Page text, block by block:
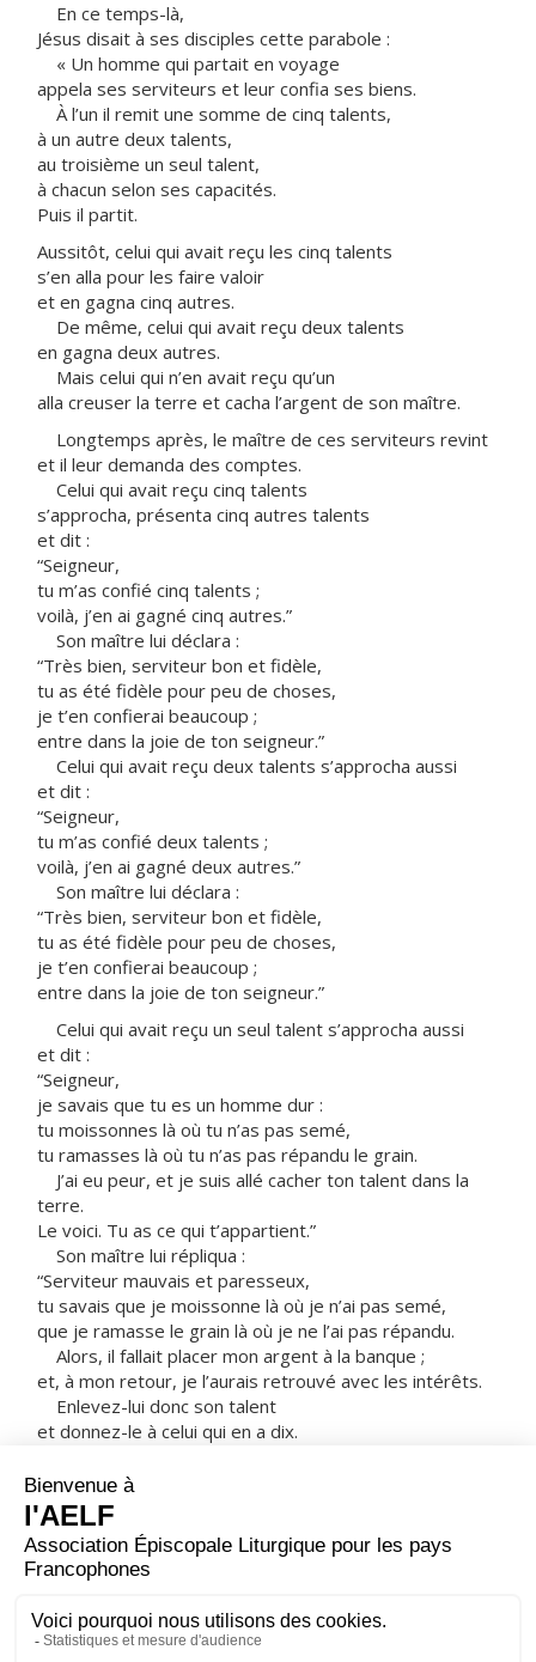
En ce temps-là,
Jésus disait à ses disciples cette parabole :
« Un homme qui partait en voyage
appela ses serviteurs et leur confia ses biens.
À l’un il remit une somme de cinq talents,
à un autre deux talents,
au troisième un seul talent,
à chacun selon ses capacités.
Puis il partit.
Aussitôt, celui qui avait reçu les cinq talents
s’en alla pour les faire valoir
et en gagna cinq autres.
De même, celui qui avait reçu deux talents
en gagna deux autres.
Mais celui qui n’en avait reçu qu’un
alla creuser la terre et cacha l’argent de son maître.
Longtemps après, le maître de ces serviteurs revint
et il leur demanda des comptes.
Celui qui avait reçu cinq talents
s’approcha, présenta cinq autres talents
et dit :
“Seigneur,
tu m’as confié cinq talents ;
voilà, j’en ai gagné cinq autres.”
Son maître lui déclara :
“Très bien, serviteur bon et fidèle,
tu as été fidèle pour peu de choses,
je t’en confierai beaucoup ;
entre dans la joie de ton seigneur.”
Celui qui avait reçu deux talents s’approcha aussi
et dit :
“Seigneur,
tu m’as confié deux talents ;
voilà, j’en ai gagné deux autres.”
Son maître lui déclara :
“Très bien, serviteur bon et fidèle,
tu as été fidèle pour peu de choses,
je t’en confierai beaucoup ;
entre dans la joie de ton seigneur.”
Celui qui avait reçu un seul talent s’approcha aussi
et dit :
“Seigneur,
je savais que tu es un homme dur :
tu moissonnes là où tu n’as pas semé,
tu ramasses là où tu n’as pas répandu le grain.
J’ai eu peur, et je suis allé cacher ton talent dans la
terre.
Le voici. Tu as ce qui t’appartient.”
Son maître lui répliqua :
“Serviteur mauvais et paresseux,
tu savais que je moissonne là où je n’ai pas semé,
que je ramasse le grain là où je ne l’ai pas répandu.
Alors, il fallait placer mon argent à la banque ;
et, à mon retour, je l’aurais retrouvé avec les intérêts.
Enlevez-lui donc son talent
et donnez-le à celui qui en a dix.
et il sera dans l’abondance ;
mais celui qui n’a rien
se verra enlever même ce qu’il a.
Quant à ce serviteur bon à rien,
jetez-le dans les ténèbres extérieures ;
là, il y aura des pleurs et des grincements de dents !” »
– Acclamons la Parole de Dieu.